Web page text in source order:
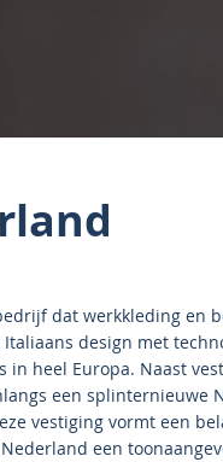
dat werkkleding en
design met
heel Europa. Naast
een splinternieuwe
vestiging vormt een
een